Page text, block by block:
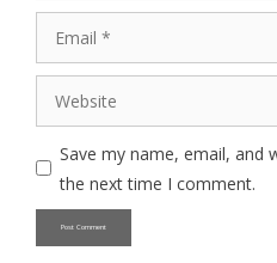
Save my name, email, and
the next time I comment.